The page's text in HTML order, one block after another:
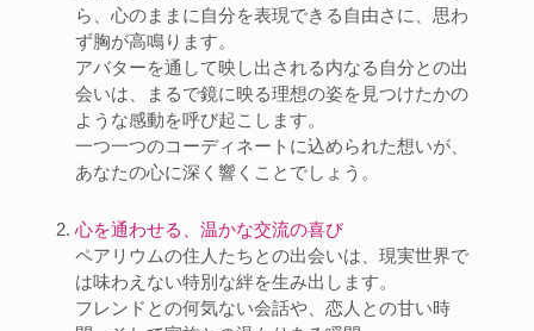
ら、心のままに自分を表現できる自由さに、思わ
ず胸が高鳴ります。
アバターを通して映し出される内なる自分との出
会いは、まるで鏡に映る理想の姿を見つけたかの
ような感動を呼び起こします。
一つ一つのコーディネートに込められた想いが、
あなたの心に深く響くことでしょう。
心を通わせる、温かな交流の喜び
ペアリウムの住人たちとの出会いは、現実世界で
は味わえない特別な絆を生み出します。
フレンドとの何気ない会話や、恋人との甘い時